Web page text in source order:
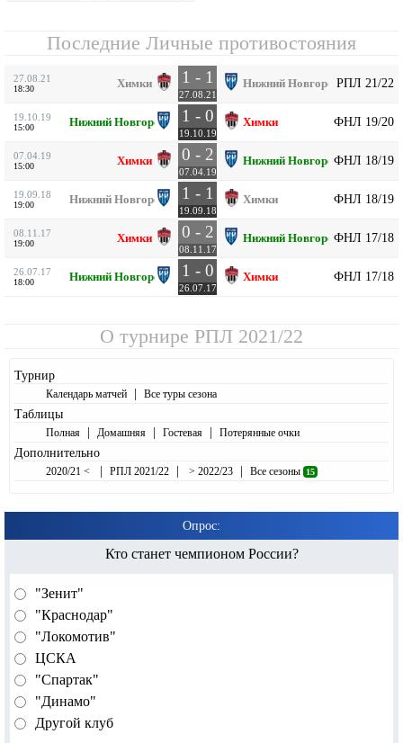
Последние Личные противостояния
27.08.21
18:30 Химки 1 - 1
27.08.21
Нижний НовгородРПЛ 21/22
19.10.19
15:00 Нижний Новгород 1 - 0
19.10.19
Химки ФНЛ 19/20
07.04.19
15:00 Химки 0 - 2
07.04.19
Нижний НовгородФНЛ 18/19
19.09.18
19:00 Нижний Новгород 1 - 1
19.09.18
Химки ФНЛ 18/19
08.11.17
19:00 Химки 0 - 2
08.11.17
Нижний НовгородФНЛ 17/18
26.07.17
18:00 Нижний Новгород 1 - 0
26.07.17
Химки ФНЛ 17/18
О турнире РПЛ 2021/22
Турнир
Календарь матчей | Все туры сезона
Таблицы
Полная | Домашняя | Гостевая | Потерянные очки
Дополнительно
2020/21 < | РПЛ 2021/22 | > 2022/23 | Все сезоны 15
Опрос:
Кто станет чемпионом России?
"Зенит"
"Краснодар"
"Локомотив"
ЦСКА
"Спартак"
"Динамо"
Другой клуб